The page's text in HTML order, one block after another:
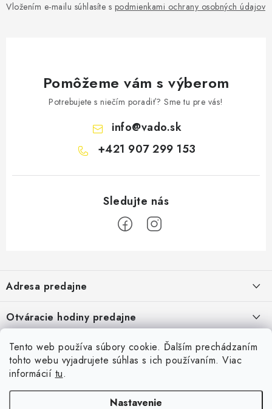
Tento web používa súbory cookie. Ďalším prechádzaním
tohto webu vyjadrujete súhlas s ich používaním. Viac
informácií tu.
Nastavenie
Vložením e-mailu súhlasíte s podmienkami ochrany osobných údajov
Pomôžeme vám s výberom
Potrebujete s niečím poradiť? Sme tu pre vás!
info@vado.sk
+421 907 299 153
p
ä
t
Adresa predajne
Pekárska 4, 941 31 Dvory nad Žitavou
Pozrite si Google mapu
Pozrieť detail mapy »
Otváracie hodiny predajne
Sobota, Nedeľa: Zatvorené
Informácie pre Vás
Napíšte nám
Obchodné podmienky
Ochrana osobných údajov
Facebook